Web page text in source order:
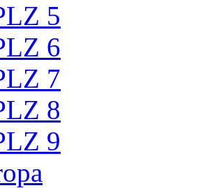
5
6
7
8
9